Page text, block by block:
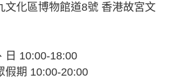
文化區博物館道8號 香港故宮文
日 10:00-18:00
假期 10:00-20:00